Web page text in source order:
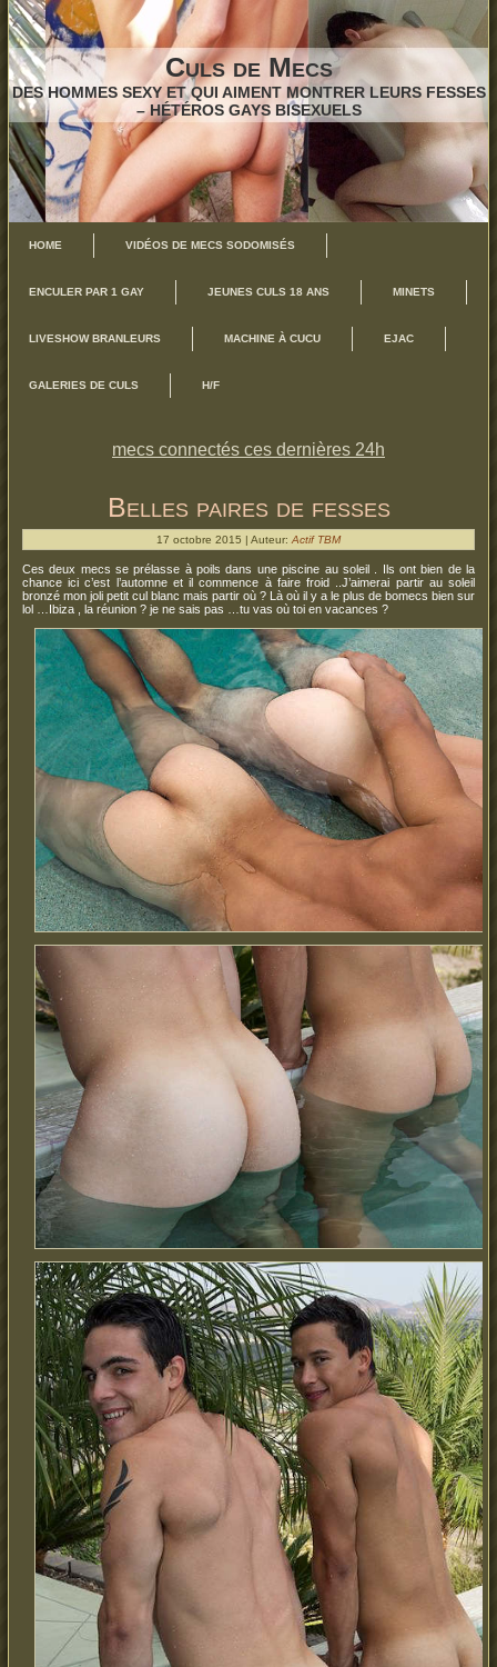
Culs de Mecs
DES HOMMES SEXY ET QUI AIMENT MONTRER LEURS FESSES
– HÉTÉROS GAYS BISEXUELS
HOME VIDÉOS DE MECS SODOMISÉS
ENCULER PAR 1 GAY JEUNES CULS 18 ANS MINETS
LIVESHOW BRANLEURS MACHINE À CUCU EJAC
GALERIES DE CULS H/F
mecs connectés ces dernières 24h
Belles paires de fesses
17 octobre 2015 | Auteur: Actif TBM
Ces deux mecs se prélasse à poils dans une piscine au soleil . Ils ont bien de la
chance ici c’est l’automne et il commence à faire froid ..J’aimerai partir au soleil
bronzé mon joli petit cul blanc mais partir où ? Là où il y a le plus de bomecs bien sur
lol …Ibiza , la réunion ? je ne sais pas …tu vas où toi en vacances ?